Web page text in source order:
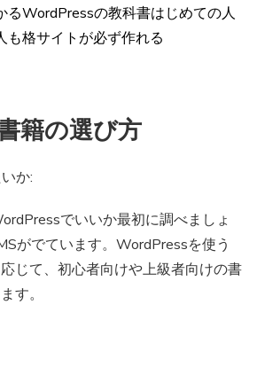
るWordPressの教科書はじめての人
も格サイトが必ず作れる
籍の選び方
か:
でいいか最初に調べましょ
がでています。WordPressを使う
じて、初心者向けや上級者向けの書
す。